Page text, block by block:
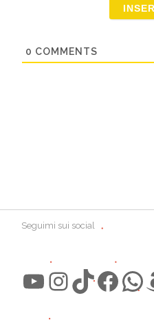
0 COMMENTS
Seguimi sui social